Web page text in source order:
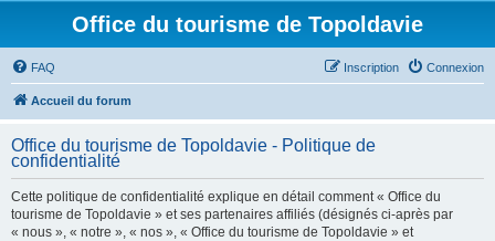
Office du tourisme de Topoldavie
FAQ Connexion
Inscription
Accueil du forum
Office du tourisme de Topoldavie - Politique de
confidentialité
Cette politique de confidentialité explique en détail comment « Office du
tourisme de Topoldavie » et ses partenaires affiliés (désignés ci-après par
« nous », « notre », « nos », « Office du tourisme de Topoldavie » et